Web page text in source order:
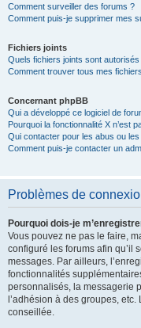
Comment surveiller des forums ?
Comment puis-je supprimer mes
Fichiers joints
Quels fichiers joints sont
Comment trouver tous mes
Concernant phpBB
Qui a développé ce logiciel de
Pourquoi la fonctionnalité X n’est
Qui contacter pour les abus ou
Comment puis-je contacter un
Problèmes de
Pourquoi dois-je
Vous pouvez ne pas le faire,
configuré les forums afin qu’il
messages. Par ailleurs,
fonctionnalités
personnalisés, la messagerie
l’adhésion à des groupes,
conseillée.